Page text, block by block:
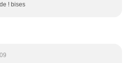
! bises